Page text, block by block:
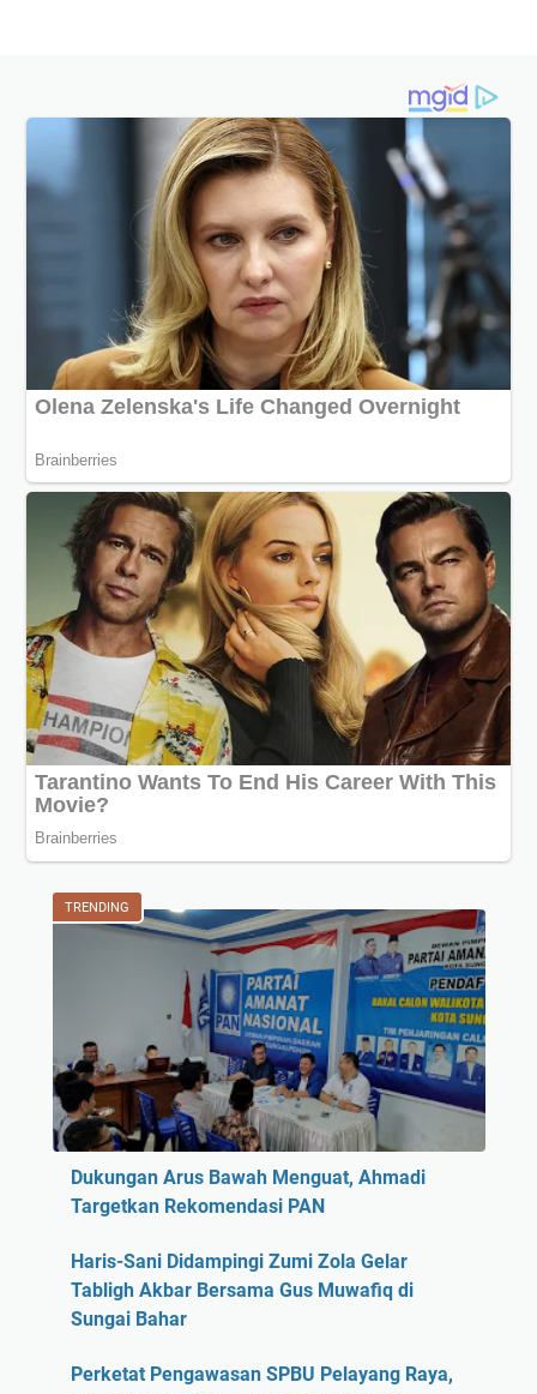
TRENDING
Dukungan Arus Bawah Menguat, Ahmadi
Targetkan Rekomendasi PAN
Haris-Sani Didampingi Zumi Zola Gelar
Tabligh Akbar Bersama Gus Muwafiq di
Sungai Bahar
Perketat Pengawasan SPBU Pelayang Raya,